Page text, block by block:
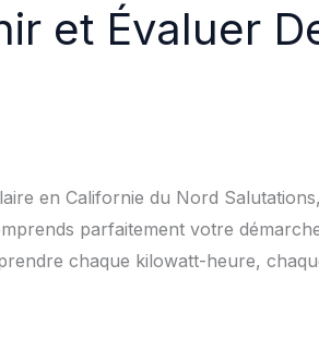
et Évaluer
en Californie du Nord
parfaitement votre
chaque kilowatt-heure,